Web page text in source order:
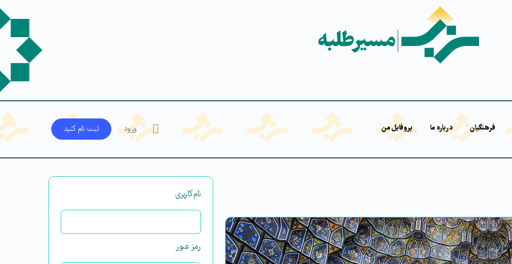
فرهنگیان درباره ما پروفایل من ورود ثبت‌ نام کنید
نام‌کاربری
رمز عبور